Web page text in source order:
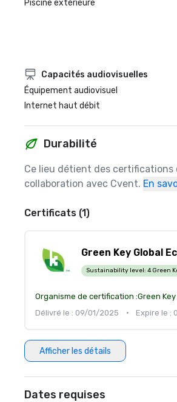
Piscine extérieure
Capacités audiovisuelles
Équipement audiovisuel
Internet haut débit
Durabilité
Ce lieu détient des certifications
collaboration avec Cvent. En
Certificats (1)
Green Key Global
Sustainability level: 4 Green
Organisme de certification :Green
Délivré le : 09/01/2025
• Expire le :
Afficher les détails
Dates requises